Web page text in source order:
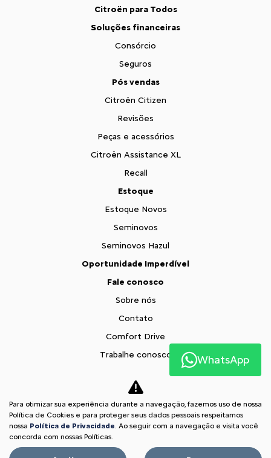
Citroën para Todos
Soluções financeiras
Consórcio
Seguros
Pós vendas
Citroën Citizen
Revisões
Peças e acessórios
Citroën Assistance XL
Recall
Estoque
Estoque Novos
Seminovos
Seminovos Hazul
Oportunidade Imperdível
Fale conosco
Sobre nós
Contato
Comfort Drive
Trabalhe conosco
Política de privacidade
XTR
Comparativo
Desacelere. Seu bem maior é a vida.
WhatsApp
Para otimizar sua experiência durante a navegação, fazemos uso de nossa
Política de Cookies e para proteger seus dados pessoais respeitamos
nossa Política de Privacidade. Ao seguir com a navegação e visita você
concorda com nossas Políticas.